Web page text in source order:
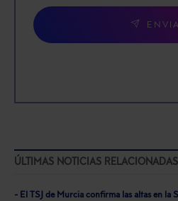
ÚLTIMAS NOTICIAS RELACIONADAS
- El TSJ de Murcia confirma las altas en la